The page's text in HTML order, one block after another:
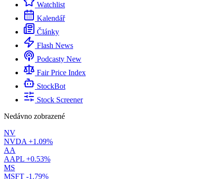
Watchlist
Kalendář
Články
Flash News
Podcasty New
Fair Price Index
StockBot
Stock Screener
Nedávno zobrazené
NV
NVDA +1.09%
AA
AAPL +0.53%
MS
MSFT -1.79%